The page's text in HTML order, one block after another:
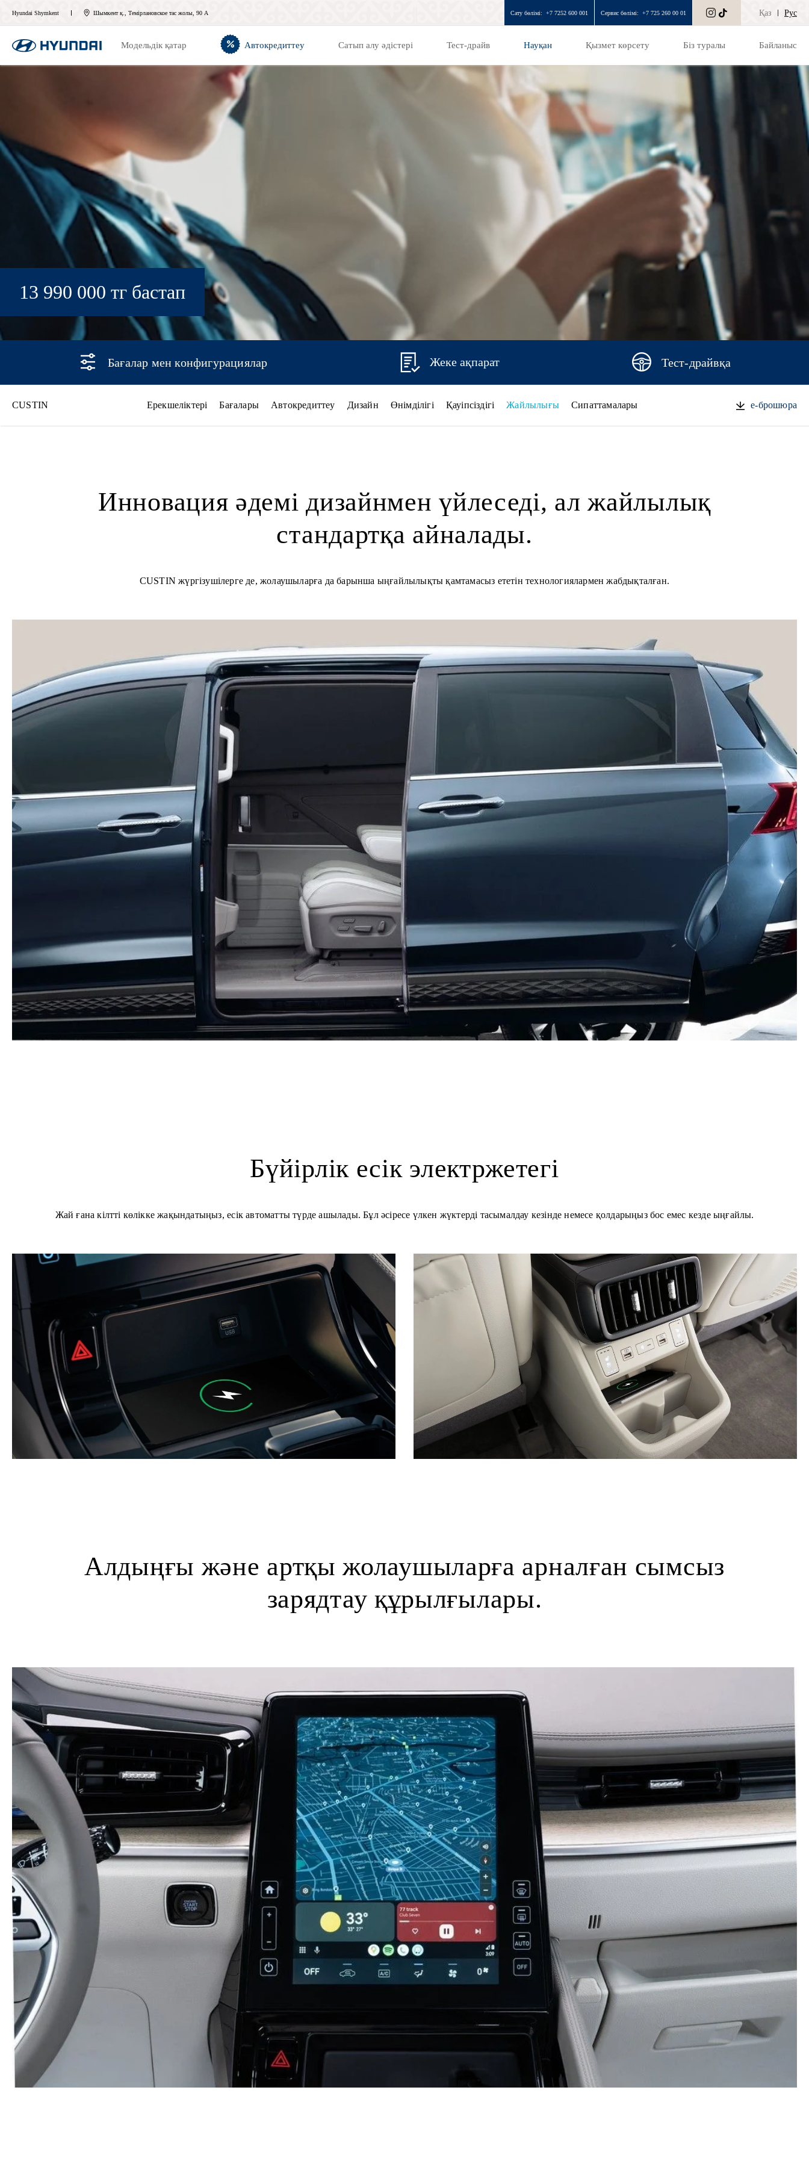
Hyundai Shymkent Шымкент қ., Темірлановское тас жолы, 90 А Сату бөлімі: +7 7252 600 001 Сервис бөлімі: +7 725 260 00 01 Қаз Рус
Модельдік қатар Автокредиттеу Сатып алу әдістері Тест-драйв Науқан Қызмет көрсету Біз туралы Байланыс
CUSTIN
13 990 000 тг бастап
Бағалар мен конфигурациялар Жеке ақпарат Тест-драйвқа
CUSTIN Ерекшеліктері Бағалары Автокредиттеу Дизайн Өнімділігі Қауіпсіздігі Жайлылығы Сипаттамалары e-брошюра
Инновация әдемі дизайнмен үйлеседі, ал жайлылық
стандартқа айналады.
CUSTIN жүргізушілерге де, жолаушыларға да барынша ыңғайлылықты қамтамасыз ететін технологиялармен жабдықталған.
Бүйірлік есік электржетегі
Жай ғана кілтті көлікке жақындатыңыз, есік автоматты түрде ашылады. Бұл әсіресе үлкен жүктерді тасымалдау кезінде немесе қолдарыңыз бос емес кезде ыңғайлы.
Алдыңғы және артқы жолаушыларға арналған сымсыз
зарядтау құрылғылары.